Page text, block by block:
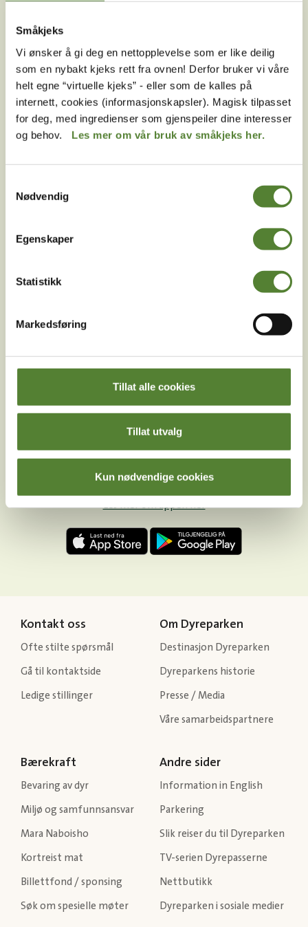
Småkjeks
Vi ønsker å gi deg en nettopplevelse som er like deilig
som en nybakt kjeks rett fra ovnen! Derfor bruker vi våre
helt egne “virtuelle kjeks” - eller som de kalles på
internett, cookies (informasjonskapsler). Magisk tilpasset
for deg, med ingredienser som gjenspeiler dine interesser
og behov. Les mer om vår bruk av småkjeks her.
Nødvendig
Egenskaper
Statistikk
Markedsføring
Tillat alle cookies
Tillat utvalg
Kun nødvendige cookies
av mange fordeler.
MELD MEG PÅ
Ved å melde deg på vårt nyhetsbrev godtar du våre
betingelser .
Snapchat
Facebook Youtube LinkedIn
Last ned Dyreparkens App
Les mer om appen her
Kontakt oss
Ofte stilte spørsmål
Gå til kontaktside
Ledige stillinger
Om Dyreparken
Destinasjon Dyreparken
Dyreparkens historie
Presse / Media
Våre samarbeidspartnere
Bærekraft
Bevaring av dyr
Miljø og samfunnsansvar
Mara Naboisho
Kortreist mat
Billettfond / sponsing
Søk om spesielle møter
Andre sider
Information in English
Parkering
Slik reiser du til Dyreparken
TV-serien Dyrepasserne
Nettbutikk
Dyreparken i sosiale medier